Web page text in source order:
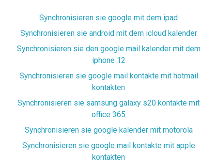
Synchronisieren sie google mit dem ipad
Synchronisieren sie android mit dem icloud kalender
Synchronisieren sie den google mail kalender mit dem
iphone 12
Synchronisieren sie google mail kontakte mit hotmail
kontakten
Synchronisieren sie samsung galaxy s20 kontakte mit
office 365
Synchronisieren sie google kalender mit motorola
Synchronisieren sie google mail kontakte mit apple
kontakten